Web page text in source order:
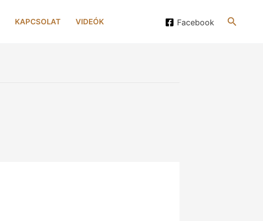
KAPCSOLAT VIDEÓK Facebook Search